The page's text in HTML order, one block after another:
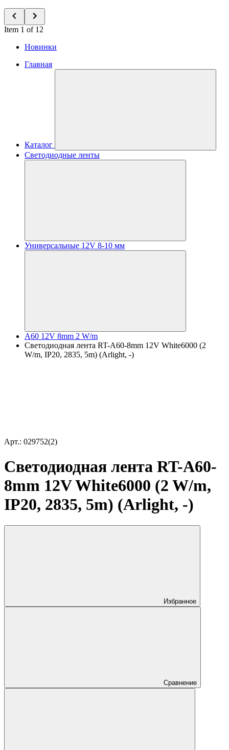
Item 1 of 12
Новинки
Главная
Каталог
Светодиодные ленты
Универсальные 12V 8-10 мм
A60 12V 8mm 2 W/m
Светодиодная лента RT-A60-8mm 12V White6000 (2
W/m, IP20, 2835, 5m) (Arlight, -)
Арт.: 029752(2)
Светодиодная лента RT-A60-
8mm 12V White6000 (2 W/m,
IP20, 2835, 5m) (Arlight, -)
Избранное
Сравнение